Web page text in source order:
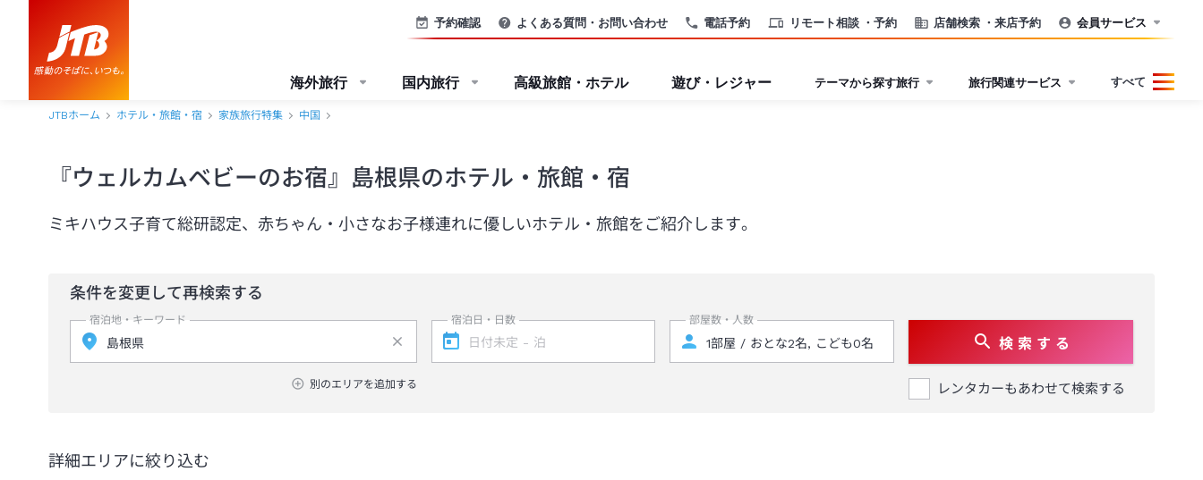
電話予約 リモート相談 ・予約 店舗検索 ・来店予約
予約確認 よくある質問・お問い合わせ 会員サービス
海外旅行 国内旅行 高級旅館・ホテル 遊び・レジャー テーマから探す旅行 旅行関連サービス すべて
JTBホーム ホテル・旅館・宿 家族旅行特集 中国
『ウェルカムベビーのお宿』島根県のホテル・旅館・宿
ミキハウス子育て総研認定、赤ちゃん・小さなお子様連れに優しいホテル・旅館をご紹介します。
条件を変更して再検索する
宿泊地・キーワード
別のエリアを追加する
宿泊日・日数 部屋数・人数
検 索 す る
レンタカーもあわせて検索する
詳細エリアに絞り込む